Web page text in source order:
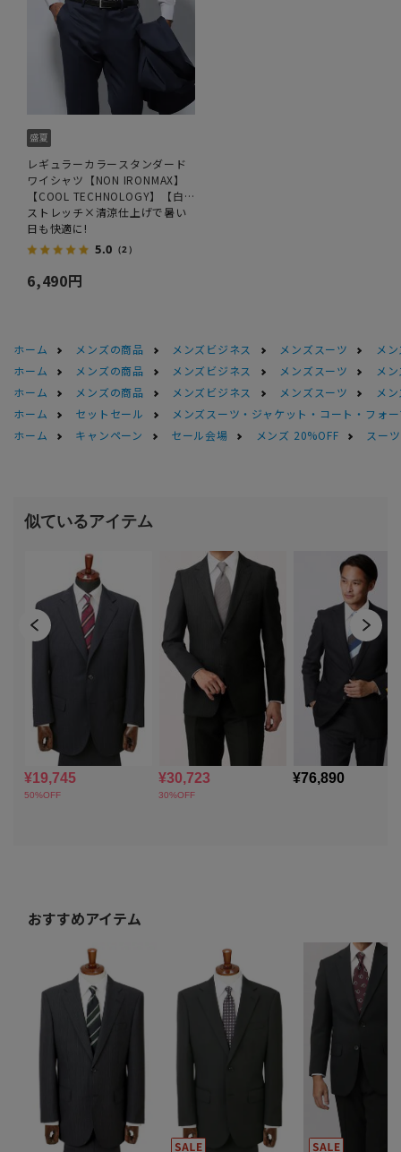
レギュラーカラースタンダード
ワイシャツ【NON IRONMAX】
【COOL TECHNOLOGY】【白
無地】
ストレッチ×清涼仕上げで暑い
日も快適に!
5.0 （2）
6,490円
ホーム メンズの商品 メンズビジネス メンズスーツ
メ
ホーム
メンズの商品 メンズビジネス メンズスーツ
メ
ホーム
メンズの商品 メンズビジネス メンズスーツ
メ
ホーム
セットセール
メンズスーツ・ジャケット・コート・フォ
ホーム
キャンペーン セール会場 メンズ 20%OFF スー